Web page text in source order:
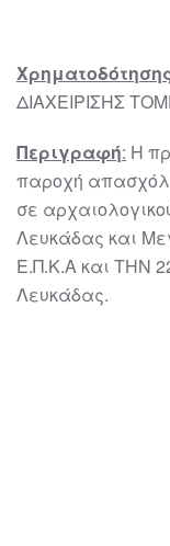
ΔΙΑΧΕΙΡΙΣΗΣ
Περιγραφή: Η
παροχή
σε
Λευκάδας και
Ε.Π.Κ.Α και ΤΗΝ
Λευκάδας.